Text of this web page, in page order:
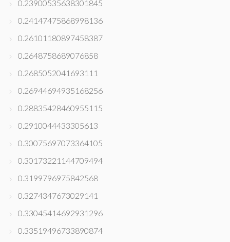
0.23900535638301845
0.24147475868998136
0.26101180897458387
0.2648758689076858
0.2685052041693111
0.26944694935168256
0.28835428460955115
0.2910044433305613
0.30075697073364105
0.30173221144709494
0.3199796975842568
0.3274347673029141
0.33045414692931296
0.33519496733890874